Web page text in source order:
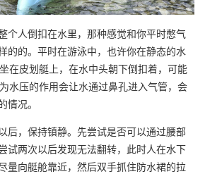
个人倒扣在水里，那种感觉和你平时憋气
的的。平时在游泳中，也许你在静态的水
在皮划艇上，在水中头朝下倒扣着，可能
水压的作用会让水通过鼻孔进入气管，会
况。
后，保持镇静。先尝试是否可以通过腰部
试两次以后发现无法翻转，此时人在水下
量向艇舱靠近，然后双手抓住防水裙的拉